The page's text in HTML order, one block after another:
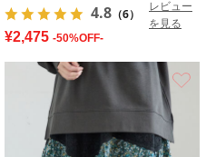
4.8 （6）
レビュー
を見る
¥2,475 -50%OFF-